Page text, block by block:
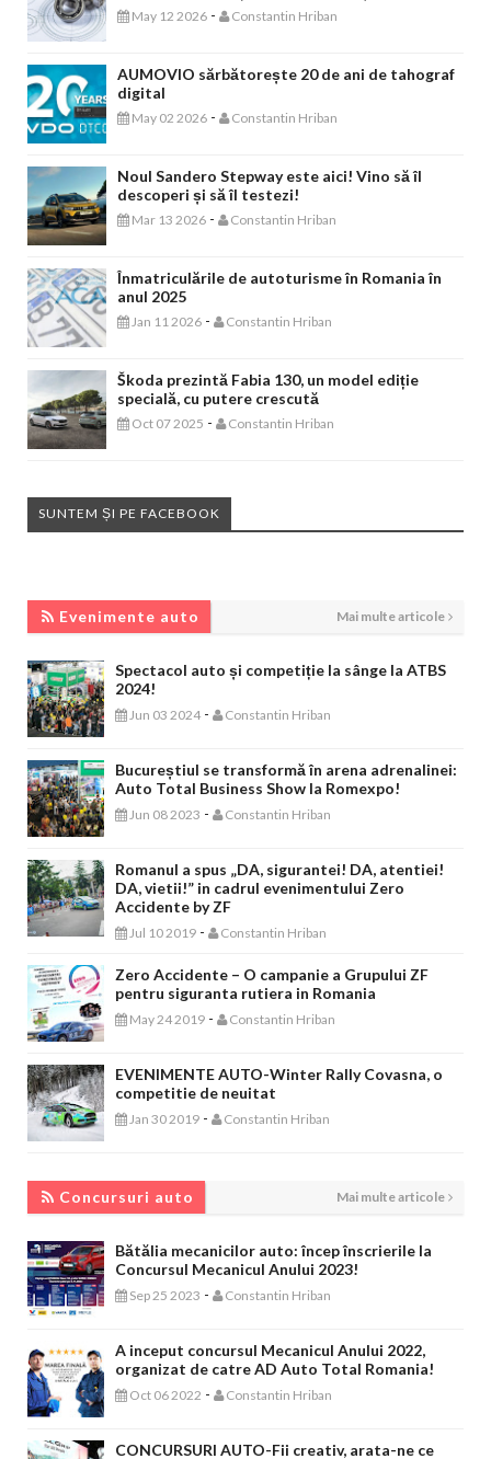
May 12 2026 - Constantin Hriban
AUMOVIO sărbătorește 20 de ani de tahograf
digital
May 02 2026 - Constantin Hriban
Noul Sandero Stepway este aici! Vino să îl
descoperi și să îl testezi!
Mar 13 2026 - Constantin Hriban
Înmatriculările de autoturisme în Romania în
anul 2025
Jan 11 2026 - Constantin Hriban
Škoda prezintă Fabia 130, un model ediție
specială, cu putere crescută
Oct 07 2025 - Constantin Hriban
SUNTEM ȘI PE FACEBOOK
Evenimente auto Mai multe articole
Spectacol auto și competiție la sânge la ATBS
2024!
Jun 03 2024 - Constantin Hriban
Bucureștiul se transformă în arena adrenalinei:
Auto Total Business Show la Romexpo!
Jun 08 2023 - Constantin Hriban
Romanul a spus „DA, sigurantei! DA, atentiei!
DA, vietii!” in cadrul evenimentului Zero
Accidente by ZF
Jul 10 2019 - Constantin Hriban
Zero Accidente – O campanie a Grupului ZF
pentru siguranta rutiera in Romania
May 24 2019 - Constantin Hriban
EVENIMENTE AUTO-Winter Rally Covasna, o
competitie de neuitat
Jan 30 2019 - Constantin Hriban
Concursuri auto Mai multe articole
Bătălia mecanicilor auto: încep înscrierile la
Concursul Mecanicul Anului 2023!
Sep 25 2023 - Constantin Hriban
A inceput concursul Mecanicul Anului 2022,
organizat de catre AD Auto Total Romania!
Oct 06 2022 - Constantin Hriban
CONCURSURI AUTO-Fii creativ, arata-ne ce